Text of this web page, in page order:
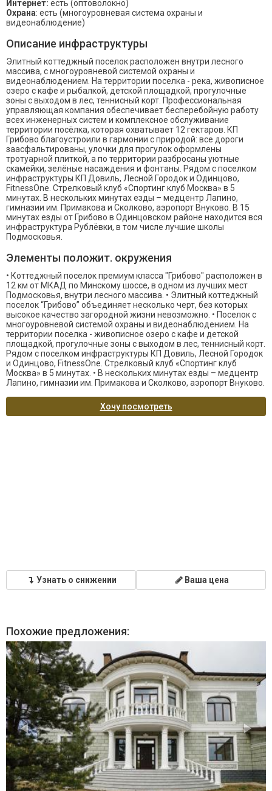
Интернет: есть (оптоволокно)
Охрана: есть (многоуровневая система охраны и
видеонаблюдение)
Описание инфраструктуры
Элитный коттеджный поселок расположен внутри лесного
массива, с многоуровневой системой охраны и
видеонаблюдением. На территории поселка - река, живописное
озеро с кафе и рыбалкой, детской площадкой, прогулочные
зоны с выходом в лес, теннисный корт. Профессиональная
управляющая компания обеспечивает бесперебойную работу
всех инженерных систем и комплексное обслуживание
территории посёлка, которая охватывает 12 гектаров. КП
Грибово благоустроили в гармонии с природой: все дороги
заасфальтированы, улочки для прогулок оформлены
тротуарной плиткой, а по территории разбросаны уютные
скамейки, зелёные насаждения и фонтаны. Рядом с поселком
инфраструктуры КП Довиль, Лесной Городок и Одинцово,
FitnessOne. Стрелковый клуб «Спортинг клуб Москва» в 5
минутах. В нескольких минутах езды – медцентр Лапино,
гимназии им. Примакова и Сколково, аэропорт Внуково. В 15
минутах езды от Грибово в Одинцовском районе находится вся
инфраструктура Рублёвки, в том числе лучшие школы
Подмосковья.
Элементы положит. окружения
• Коттеджный поселок премиум класса "Грибово" расположен в
12 км от МКАД по Минскому шоссе, в одном из лучших мест
Подмосковья, внутри лесного массива. • Элитный коттеджный
поселок “Грибово” объединяет несколько черт, без которых
высокое качество загородной жизни невозможно. • Поселок с
многоуровневой системой охраны и видеонаблюдением. На
территории поселка - живописное озеро с кафе и детской
площадкой, прогулочные зоны с выходом в лес, теннисный корт.
Рядом с поселком инфраструктуры КП Довиль, Лесной Городок
и Одинцово, FitnessOne. Стрелковый клуб «Спортинг клуб
Москва» в 5 минутах. • В нескольких минутах езды – медцентр
Лапино, гимназии им. Примакова и Сколково, аэропорт Внуково.
Хочу посмотреть
Узнать о снижении Ваша цена
Похожие предложения: